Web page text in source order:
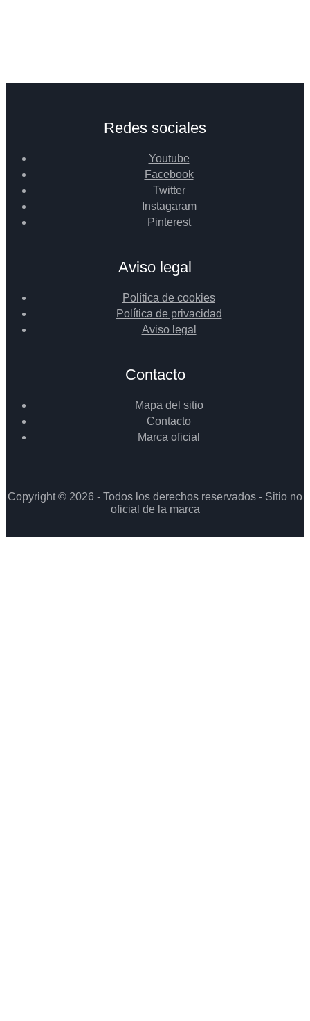
Redes sociales
Youtube
Facebook
Twitter
Instagaram
Pinterest
Aviso legal
Política de cookies
Política de privacidad
Aviso legal
Contacto
Mapa del sitio
Contacto
Marca oficial
Copyright © 2026 - Todos los derechos reservados - Sitio no
oficial de la marca